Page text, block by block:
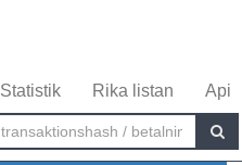
Statistik Rika listan Api